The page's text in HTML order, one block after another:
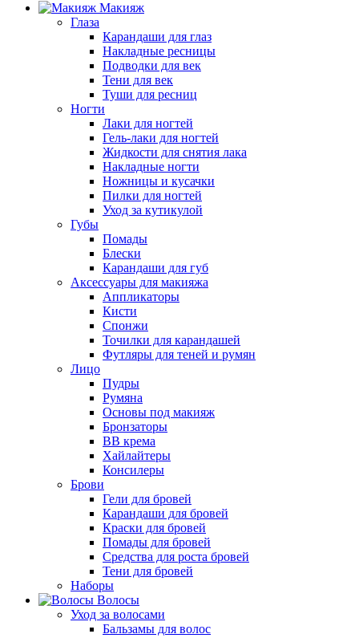
Макияж
Глаза
Карандаши для глаз
Накладные ресницы
Подводки для век
Тени для век
Туши для ресниц
Ногти
Лаки для ногтей
Гель-лаки для ногтей
Жидкости для снятия лака
Накладные ногти
Ножницы и кусачки
Пилки для ногтей
Уход за кутикулой
Губы
Помады
Блески
Карандаши для губ
Аксессуары для макияжа
Аппликаторы
Кисти
Спонжи
Точилки для карандашей
Футляры для теней и румян
Лицо
Пудры
Румяна
Основы под макияж
Бронзаторы
BB крема
Хайлайтеры
Консилеры
Брови
Гели для бровей
Карандаши для бровей
Краски для бровей
Помады для бровей
Средства для роста бровей
Тени для бровей
Наборы
Волосы
Уход за волосами
Бальзамы для волос